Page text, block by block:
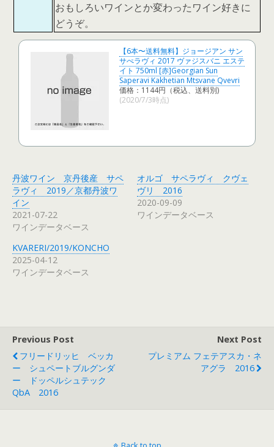
おもしろいワインとか変わったワイン好きに
どうぞ。
【6本〜送料無料】ジョージアン サン
サぺラヴィ 2017 ヴァジスバニ エステ
イト 750ml [赤]Georgian Sun
Saperavi Kakhetian Mtsvane Qvevri
価格：1144円（税込、送料別)
(2020/7/3時点)
丹波ワイン 京丹後産 サペ
ラヴィ 2019／京都丹波ワ
イン
2021-07-22
ワインデータベース
オルゴ サペラヴィ クヴェ
ヴリ 2016
2020-09-09
ワインデータベース
KVARERI/2019/KONCHO
2025-04-12
ワインデータベース
Previous Post
フリードリッヒ ベッカ
ー シュペートブルグンダ
ー ドッペルシュテック
QbA 2016
Next Post
プレミアム フェテアスカ・ネ
アグラ 2016